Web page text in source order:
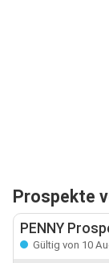
Prospekte
PENNY
Gültig von 10